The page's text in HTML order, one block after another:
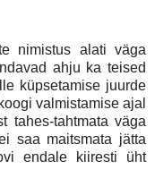
nimistus alati väga
ahju ka teised
küpsetamise juurde
valmistamise ajal
tahes-tahtmata väga
saa maitsmata jätta
endale kiiresti üht